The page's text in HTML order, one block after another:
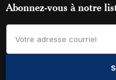
Abonnez-vous à notre